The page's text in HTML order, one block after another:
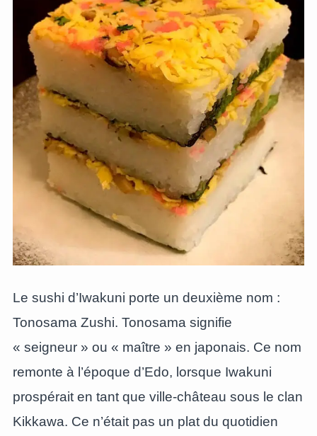
Le sushi d’Iwakuni porte un deuxième nom :
Tonosama Zushi. Tonosama signifie
« seigneur » ou « maître » en japonais. Ce nom
remonte à l’époque d’Edo, lorsque Iwakuni
prospérait en tant que ville-château sous le clan
Kikkawa. Ce n’était pas un plat du quotidien